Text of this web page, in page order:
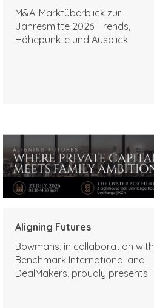
M&A-Marktüberblick zur
Jahresmitte 2026: Trends,
Höhepunkte und Ausblick
Aligning Futures
Bowmans, in collaboration with
Benchmark International and
DealMakers, proudly presents: